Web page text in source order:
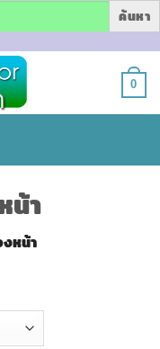
0
น้า
หน้า